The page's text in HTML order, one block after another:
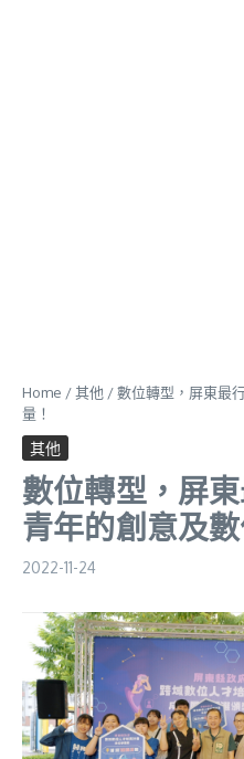
Home /其他 /數位轉型，屏東最
量！
其他
數位轉型，屏
青年的創意及數
2022-11-24